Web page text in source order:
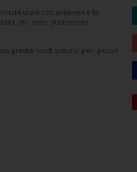
monitorare costantemente la
che sono giustamente
previsti fondi specifici per i piccoli